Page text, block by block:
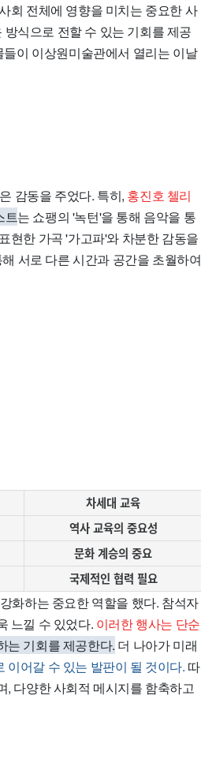
회 전체에 영향을 미치는 중요한 사
식으로 전할 수 있는 기회를 제공
이 이상원미술관에서 열리는 이날
감동을 주었다. 특히, 홍진호 첼리
트는 쇼팽의 '녹턴'을 통해 음악을 통
현한 가곡 '가고파'와 차분한 감동을
서로 다른 시간과 공간을 초월하여
차세대 교육
역사 교육의 중요성
문화 계승의 중요
국제적인 협력 필요
화하는 중요한 역할을 했다. 참석자
느낄 수 있었다. 이러한 행사는 단순
는 기회를 제공한다. 더 나아가 미래
이어갈 수 있는 발판이 될 것이다. 따
, 다양한 사회적 메시지를 함축하고